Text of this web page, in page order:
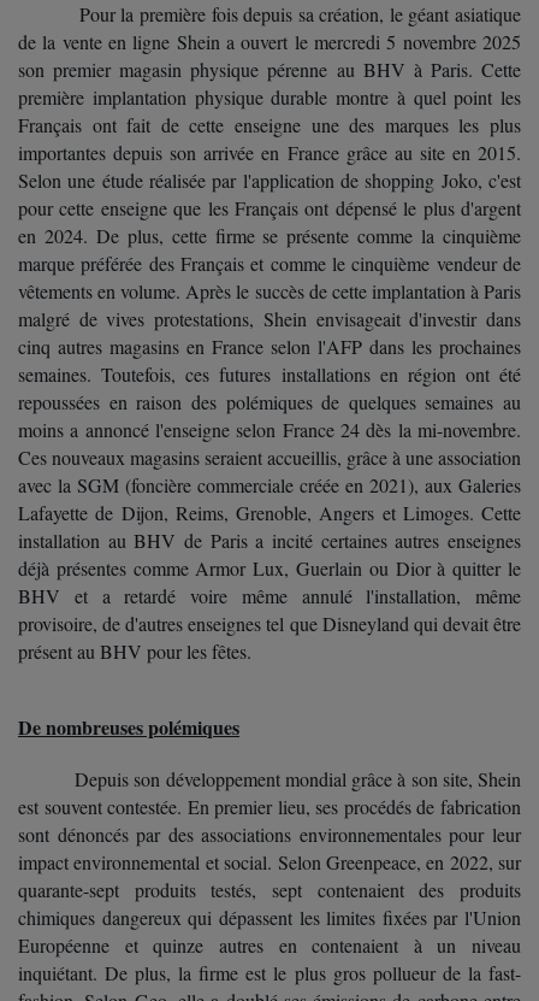
Pour la première fois depuis sa création, le géant asiatique
de la vente en ligne Shein a ouvert le mercredi 5 novembre 2025
son premier magasin physique pérenne au BHV à Paris. Cette
première implantation physique durable montre à quel point les
Français ont fait de cette enseigne une des marques les plus
importantes depuis son arrivée en France grâce au site en 2015.
Selon une étude réalisée par l'application de shopping Joko, c'est
pour cette enseigne que les Français ont dépensé le plus d'argent
en 2024. De plus, cette firme se présente comme la cinquième
marque préférée des Français et comme le cinquième vendeur de
vêtements en volume. Après le succès de cette implantation à Paris
malgré de vives protestations, Shein envisageait d'investir dans
cinq autres magasins en France selon l'AFP dans les prochaines
semaines. Toutefois, ces futures installations en région ont été
repoussées en raison des polémiques de quelques semaines au
moins a annoncé l'enseigne selon France 24 dès la mi-novembre.
Ces nouveaux magasins seraient accueillis, grâce à une association
avec la SGM (foncière commerciale créée en 2021), aux Galeries
Lafayette de Dijon, Reims, Grenoble, Angers et Limoges. Cette
installation au BHV de Paris a incité certaines autres enseignes
déjà présentes comme Armor Lux, Guerlain ou Dior à quitter le
BHV et a retardé voire même annulé l'installation, même
provisoire, de d'autres enseignes tel que Disneyland qui devait être
présent au BHV pour les fêtes.
De nombreuses polémiques
Depuis son développement mondial grâce à son site, Shein
est souvent contestée. En premier lieu, ses procédés de fabrication
sont dénoncés par des associations environnementales pour leur
impact environnemental et social. Selon Greenpeace, en 2022, sur
quarante-sept produits testés, sept contenaient des produits
chimiques dangereux qui dépassent les limites fixées par l'Union
Européenne et quinze autres en contenaient à un niveau
inquiétant. De plus, la firme est le plus gros pollueur de la fast-